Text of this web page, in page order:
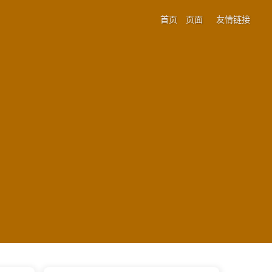
首页 页面 友情链接